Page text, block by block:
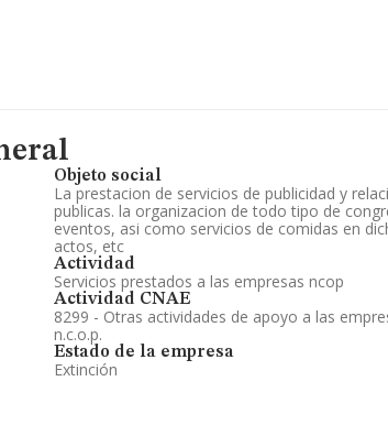
Objeto social
La prestacion de servicios de publicidad y
publicas. la organizacion de todo tipo de
eventos, asi como servicios de comidas en
actos, etc
Actividad
Servicios prestados a las empresas ncop
Actividad CNAE
8299 - Otras actividades de apoyo a las
n.c.o.p.
Estado de la empresa
Extinción